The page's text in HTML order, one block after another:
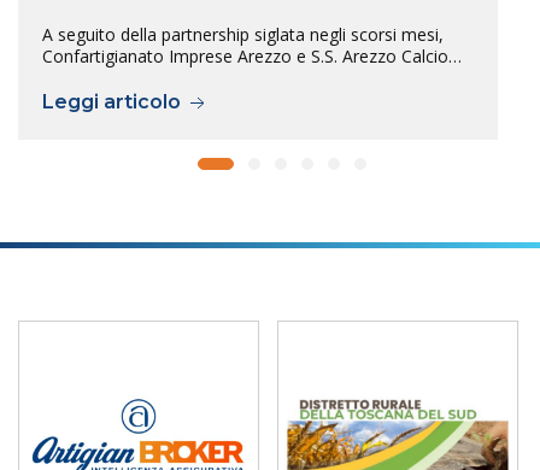
A seguito della partnership siglata negli scorsi mesi,
Confartigianato Imprese Arezzo e S.S. Arezzo Calcio…
Leggi articolo